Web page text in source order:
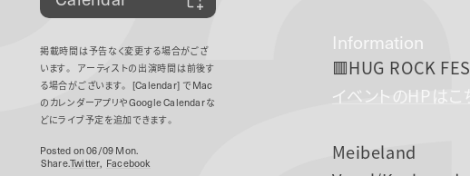
掲載時間は予告なく変更する場合がござ
います。 アーティストの出演時間は前後す
る場合がございます。 [Calendar] で Mac
のカレンダーアプリやGoogle Calendarな
どにライブ予定を追加できます。
Posted on 06/09 Mon.
Share.Twitter Facebook
Information
🟥HUG ROCK
イベントのHPはこ
Meibeland